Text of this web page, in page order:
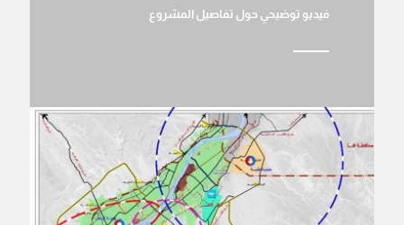
فيديو توضيحي حول تفاصيل المشروع